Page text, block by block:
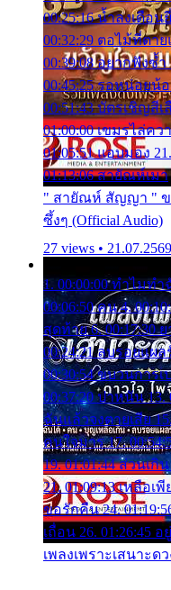
00:25:16 น้ำลงเดือน
00:32:29 ตอไม้ที่ตาย
00:39:08 อยากฟังซ้ำ
00:45:25 รอหน่อยน้
00:51:43 บัตรเชิญสีเ
01:00:00 เขมรไล่คว
01:05:51 แอบมอง
01:13:06 สายัณห์เมา
" สายัณห์ สัญญา " ข
ซึ้งๆ (Official Audio)
27 views • 21.07.2569
1. 00:00:00 ทำไมท
00:06:50 คน 4.
สุดท้าย 6. 00:17:30
00:24:21 ลบรอยแผ
00:30:54 ขบวนการเ
00:37:20 ปาหนัน 13.
ฉันแล้วจงตายเสีย
คนใจมาร 17.
19. 01:01:44 ส่วนเ
21. 01:09:13 เหลือเพี
ขอรักคืน 24.
เถื่อน 26. 01:26:45 อ
เพลงเพราะเสนาะด